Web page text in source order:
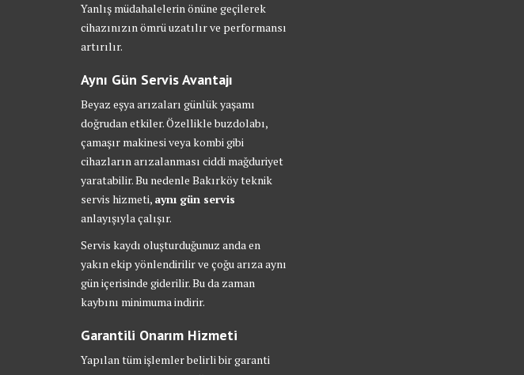
Yanlış müdahalelerin önüne geçilerek
cihazınızın ömrü uzatılır ve performansı
artırılır.
Aynı Gün Servis Avantajı
Beyaz eşya arızaları günlük yaşamı
doğrudan etkiler. Özellikle buzdolabı,
çamaşır makinesi veya kombi gibi
cihazların arızalanması ciddi mağduriyet
yaratabilir. Bu nedenle Bakırköy teknik
servis hizmeti, aynı gün servis
anlayışıyla çalışır.
Servis kaydı oluşturduğunuz anda en
yakın ekip yönlendirilir ve çoğu arıza aynı
gün içerisinde giderilir. Bu da zaman
kaybını minimuma indirir.
Garantili Onarım Hizmeti
Yapılan tüm işlemler belirli bir garanti